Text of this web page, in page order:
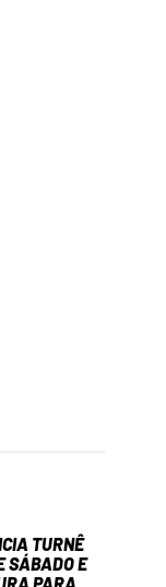
TURNÊ
SÁBADO E